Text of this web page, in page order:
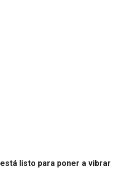
está listo para poner a vibrar